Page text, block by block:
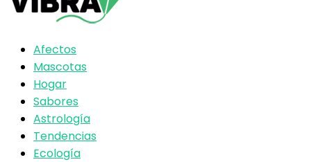
Afectos
Mascotas
Hogar
Sabores
Astrología
Tendencias
Ecología